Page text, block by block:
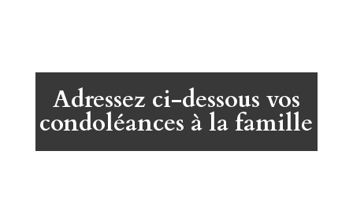
Adressez ci-dessous vos
condoléances à la famille